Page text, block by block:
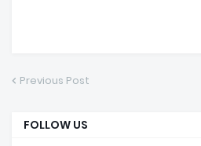
Previous Post
FOLLOW US